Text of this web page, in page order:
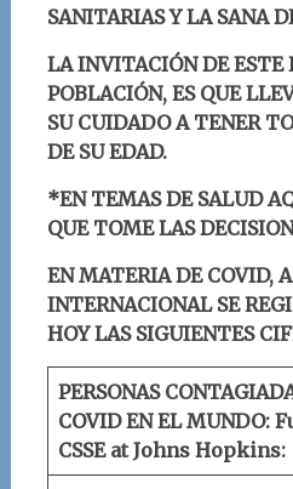
SANITARIAS Y LA SANA
LA INVITACIÓN DE ESTE
POBLACIÓN, ES QUE
SU CUIDADO A TENER
DE SU EDAD.
*EN TEMAS DE SALUD
QUE TOME LAS
EN MATERIA DE COVID,
INTERNACIONAL SE
HOY LAS SIGUIENTES
PERSONAS
COVID EN EL MUNDO:
CSSE at Johns Hopkins: